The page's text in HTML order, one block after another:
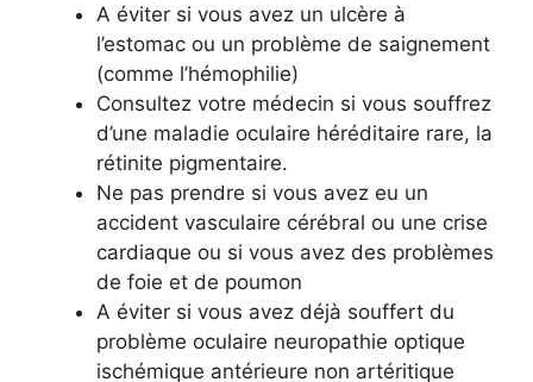
A éviter si vous avez un ulcère à
l’estomac ou un problème de saignement
(comme l’hémophilie)
Consultez votre médecin si vous souffrez
d’une maladie oculaire héréditaire rare, la
rétinite pigmentaire.
Ne pas prendre si vous avez eu un
accident vasculaire cérébral ou une crise
cardiaque ou si vous avez des problèmes
de foie et de poumon
A éviter si vous avez déjà souffert du
problème oculaire neuropathie optique
ischémique antérieure non artéritique